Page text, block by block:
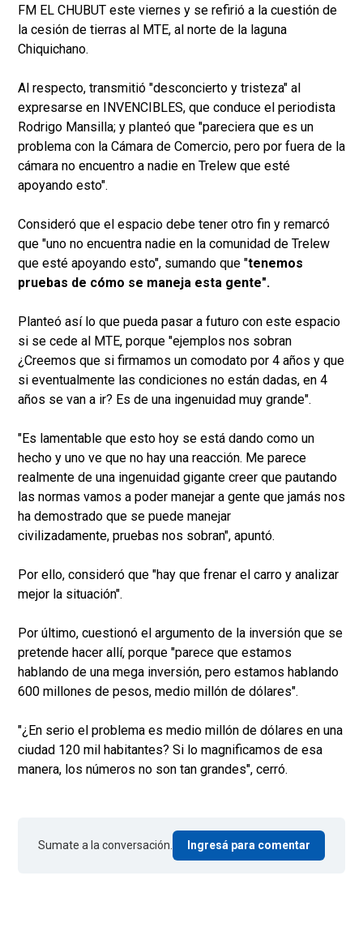
FM EL CHUBUT este viernes y se refirió a la cuestión de
la cesión de tierras al MTE, al norte de la laguna
Chiquichano.
Al respecto, transmitió "desconcierto y tristeza" al
expresarse en INVENCIBLES, que conduce el periodista
Rodrigo Mansilla; y planteó que "pareciera que es un
problema con la Cámara de Comercio, pero por fuera de la
cámara no encuentro a nadie en Trelew que esté
apoyando esto".
Consideró que el espacio debe tener otro fin y remarcó
que "uno no encuentra nadie en la comunidad de Trelew
que esté apoyando esto", sumando que "tenemos
pruebas de cómo se maneja esta gente".
Planteó así lo que pueda pasar a futuro con este espacio
si se cede al MTE, porque "ejemplos nos sobran
¿Creemos que si firmamos un comodato por 4 años y que
si eventualmente las condiciones no están dadas, en 4
años se van a ir? Es de una ingenuidad muy grande".
"Es lamentable que esto hoy se está dando como un
hecho y uno ve que no hay una reacción. Me parece
realmente de una ingenuidad gigante creer que pautando
las normas vamos a poder manejar a gente que jamás nos
ha demostrado que se puede manejar
civilizadamente, pruebas nos sobran", apuntó.
Por ello, consideró que "hay que frenar el carro y analizar
mejor la situación".
Por último, cuestionó el argumento de la inversión que se
pretende hacer allí, porque "parece que estamos
hablando de una mega inversión, pero estamos hablando
600 millones de pesos, medio millón de dólares".
"¿En serio el problema es medio millón de dólares en una
ciudad 120 mil habitantes? Si lo magnificamos de esa
manera, los números no son tan grandes", cerró.
Sumate a la conversación. Ingresá para comentar